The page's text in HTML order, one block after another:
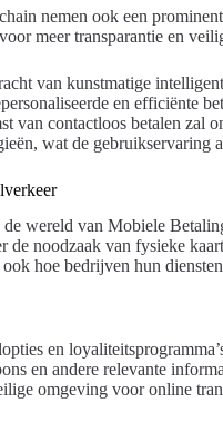
nemen ook een
meer transparantie en
van kunstmatige
en efficiënte
van contactloos betalen zal
wat de gebruikservaring
wereld van Mobiele
noodzaak van fysieke
hoe bedrijven hun
en
en andere relevante
omgeving voor online